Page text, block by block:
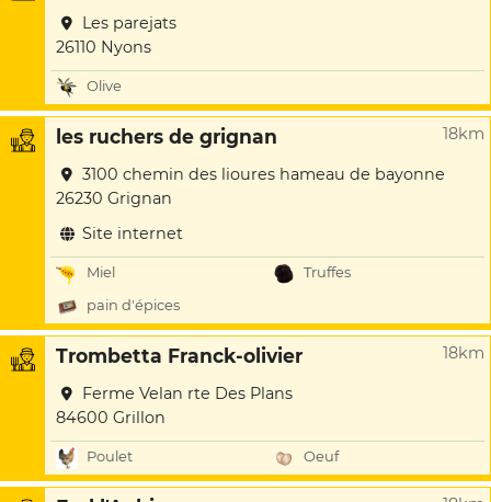
Les parejats
26110 Nyons
Olive
les ruchers de grignan 18km
3100 chemin des lioures hameau de bayonne
26230 Grignan
Site internet
Miel
Truffes
pain d'épices
Trombetta Franck-olivier 18km
Ferme Velan rte Des Plans
84600 Grillon
Poulet Oeuf